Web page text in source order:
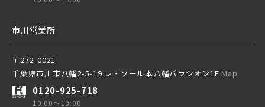
その他鉄道
市川営業所
〒272-0021
千葉県市川市八幡2-5-19 レ・ソール本八幡パラシオン1F Map
0120-925-718
10:00～19:00